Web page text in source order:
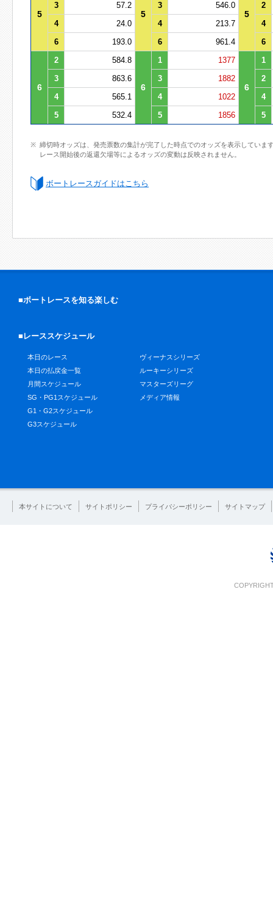
5 5 5
3
57.2 3 546.0
2
4
24.0 4 213.7
4
6
193.0 6 961.4 6
6
2 584.8
6
1 1377
6
1
3
863.6 3 1882
2
4
565.1 4 1022
4
5
532.4 5 1856 5
締切時オッズは、発売票数の集計が完了した時点でのオッズを表示していま
レース開始後の返還欠場等によるオッズの変動は反映されません。
ボートレースガイドはこちら
■ボートレースを知る楽しむ
■レーススケジュール
本日のレース
本日の払戻金一覧
月間スケジュール
SG・PG1スケジュール
G1・G2スケジュール
G3スケジュール
ヴィーナスシリーズ
ルーキーシリーズ
マスターズリーグ
メディア情報
本サイトについて サイトポリシー プライバシーポリシー サイトマップ